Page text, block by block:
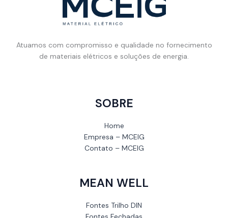
Atuamos com compromisso e qualidade no fornecimento
de materiais elétricos e soluções de energia.
SOBRE
Home
Empresa – MCEIG
Contato – MCEIG
MEAN WELL
Fontes Trilho DIN